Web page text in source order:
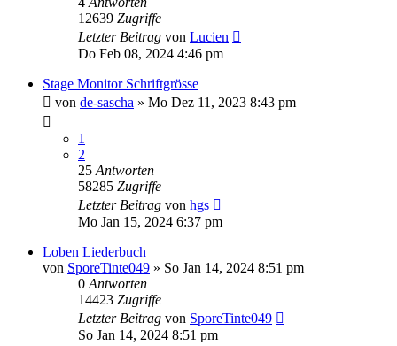
12639 Zugriffe
Letzter Beitrag von Lucien
Do Feb 08, 2024 4:46 pm
Stage Monitor Schriftgrösse
von de-sascha » Mo Dez 11, 2023 8:43 pm
1
2
25 Antworten
58285 Zugriffe
Letzter Beitrag von hgs
Mo Jan 15, 2024 6:37 pm
Loben Liederbuch
von SporeTinte049 » So Jan 14, 2024 8:51 pm
0 Antworten
14423 Zugriffe
Letzter Beitrag von SporeTinte049
So Jan 14, 2024 8:51 pm